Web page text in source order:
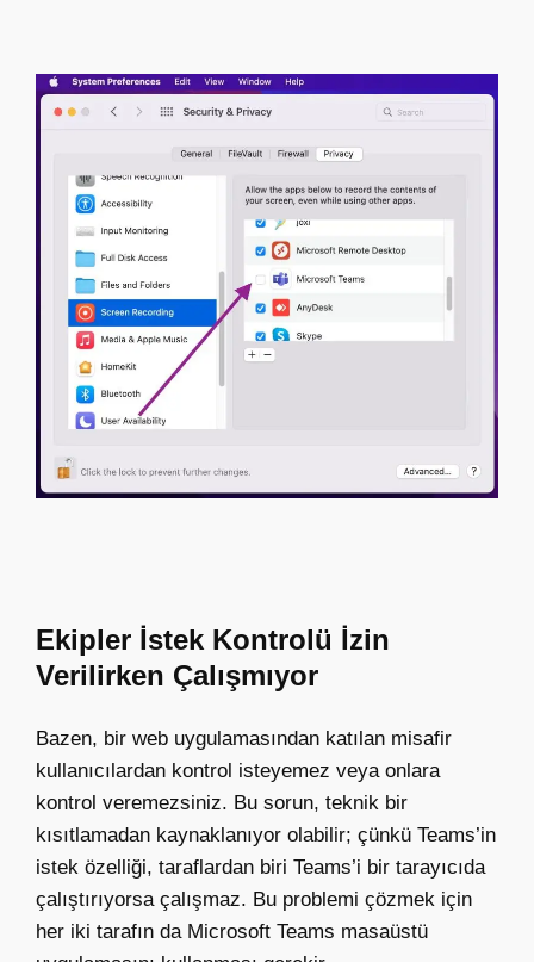
Ekipler İstek Kontrolü İzin
Verilirken Çalışmıyor
Bazen, bir web uygulamasından katılan misafir
kullanıcılardan kontrol isteyemez veya onlara
kontrol veremezsiniz. Bu sorun, teknik bir
kısıtlamadan kaynaklanıyor olabilir; çünkü Teams’in
istek özelliği, taraflardan biri Teams’i bir tarayıcıda
çalıştırıyorsa çalışmaz. Bu problemi çözmek için
her iki tarafın da Microsoft Teams masaüstü